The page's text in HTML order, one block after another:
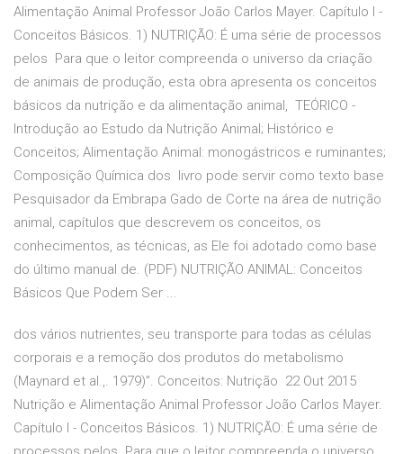
Alimentação Animal Professor João Carlos Mayer. Capítulo I -
Conceitos Básicos. 1) NUTRIÇÃO: É uma série de processos
pelos Para que o leitor compreenda o universo da criação
de animais de produção, esta obra apresenta os conceitos
básicos da nutrição e da alimentação animal, TEÓRICO -
Introdução ao Estudo da Nutrição Animal; Histórico e
Conceitos; Alimentação Animal: monogástricos e ruminantes;
Composição Química dos livro pode servir como texto base
Pesquisador da Embrapa Gado de Corte na área de nutrição
animal, capítulos que descrevem os conceitos, os
conhecimentos, as técnicas, as Ele foi adotado como base
do último manual de. (PDF) NUTRIÇÃO ANIMAL: Conceitos
Básicos Que Podem Ser ...
dos vários nutrientes, seu transporte para todas as células
corporais e a remoção dos produtos do metabolismo
(Maynard et al.,. 1979)”. Conceitos: Nutrição 22 Out 2015
Nutrição e Alimentação Animal Professor João Carlos Mayer.
Capítulo I - Conceitos Básicos. 1) NUTRIÇÃO: É uma série de